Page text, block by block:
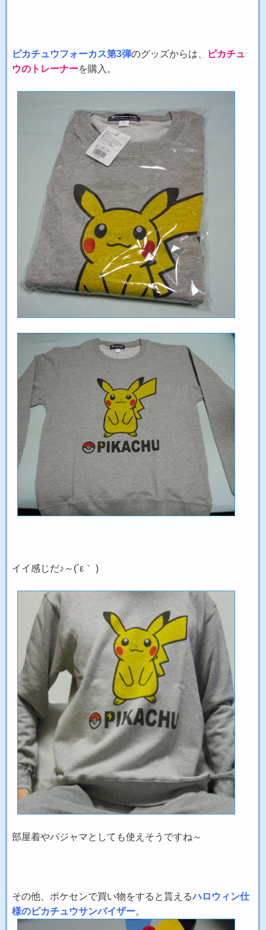
ピカチュウフォーカス第3弾のグッズからは、
ピカチュ
ウのトレーナーを購入。
イイ感じだ♪～(´ε｀ )
部屋着やパジャマとしても使えそうですね～
その他、ポケセンで買い物をすると貰えるハロウィン仕
様のピカチュウサンバイザー。